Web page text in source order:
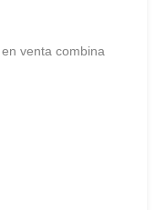
venta combina